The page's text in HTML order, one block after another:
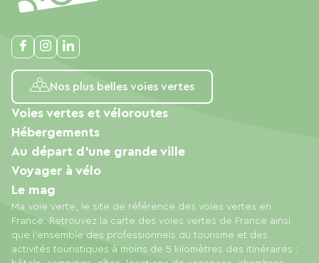
Nos plus belles voies vertes
Ma voie verte, le site de référence des voies vertes en
France. Retrouvez la carte des voies vertes de France ainsi
que l'ensemble des professionnels du tourisme et des
activités touristiques à moins de 5 kilomètres des itinéraires :
Voies vertes et véloroutes
Hébergements
Au départ d'une grande ville
Voyager à vélo
Le mag